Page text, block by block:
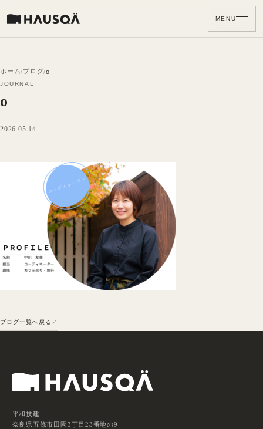
MENU
ホーム ブログ o
JOURNAL
o
2026.05.14
ブログ一覧へ戻る
平和技建
奈良県五條市田園3丁目23番地の9